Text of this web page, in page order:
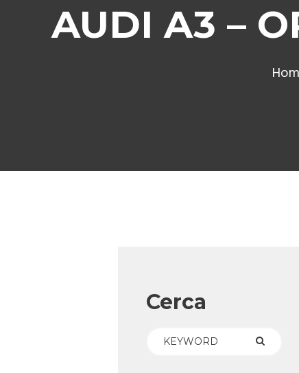
AUDI A3 –
Cerca